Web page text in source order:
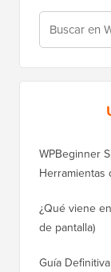
WPBeginner
Herramientas
¿Qué viene
de pantalla)
Guía